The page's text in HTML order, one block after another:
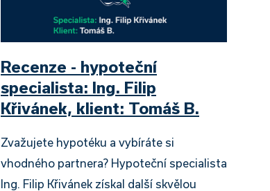
Recenze - hypoteční
specialista: Ing. Filip
Křivánek, klient: Tomáš B.
Zvažujete hypotéku a vybíráte si
vhodného partnera? Hypoteční specialista
Ing. Filip Křivánek získal další skvělou